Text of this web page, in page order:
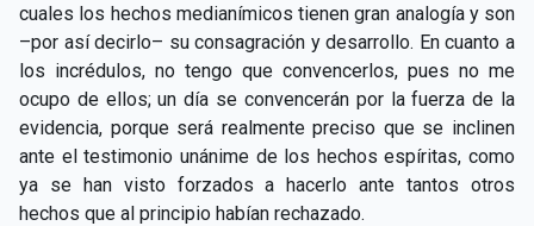
cuales los hechos medianímicos tienen gran analogía y son
–por así decirlo– su consagración y desarrollo. En cuanto a
los incrédulos, no tengo que convencerlos, pues no me
ocupo de ellos; un día se convencerán por la fuerza de la
evidencia, porque será realmente preciso que se inclinen
ante el testimonio unánime de los hechos espíritas, como
ya se han visto forzados a hacerlo ante tantos otros
hechos que al principio habían rechazado.